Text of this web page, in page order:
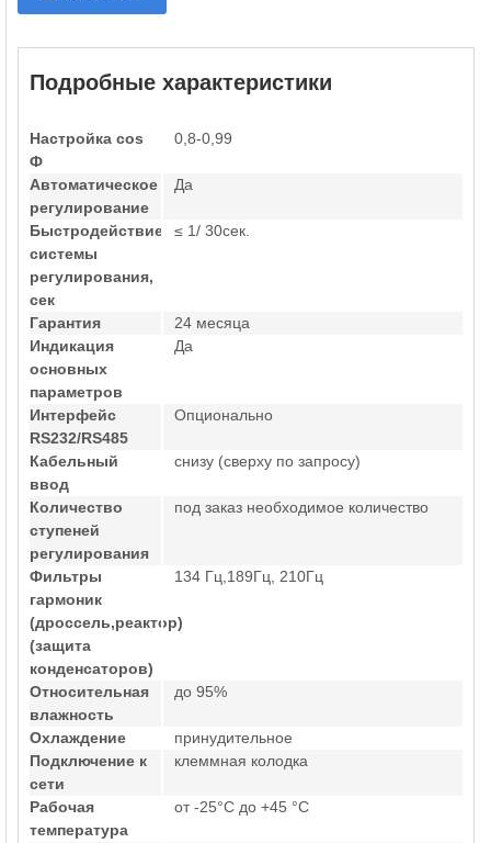
Подробные характеристики
Настройка cos
Ф
0,8-0,99
Автоматическое
регулирование
Да
Быстродействие
системы
регулирования,
сек
≤ 1/ 30сек.
Гарантия
24 месяца
Индикация
основных
параметров
Да
Интерфейс
RS232/RS485
Опционально
Кабельный
ввод
снизу (сверху по запросу)
Количество
ступеней
регулирования
под заказ необходимое количество
Фильтры
гармоник
(дроссель,реактор)
(защита
конденсаторов)
134 Гц,189Гц, 210Гц
Относительная
влажность
до 95%
Охлаждение
принудительное
Подключение к
сети
клеммная колодка
Рабочая
температура
от -25°C до +45 °C